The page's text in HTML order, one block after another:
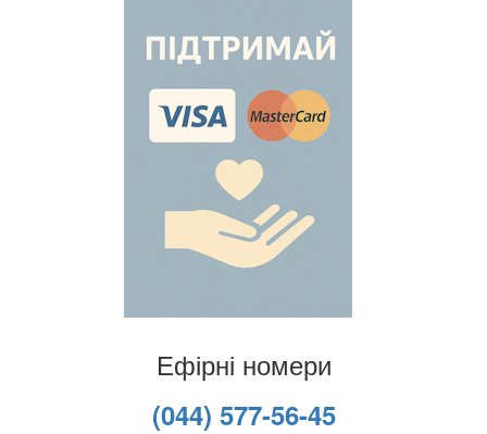
Ефірні номери
(044) 577-56-45